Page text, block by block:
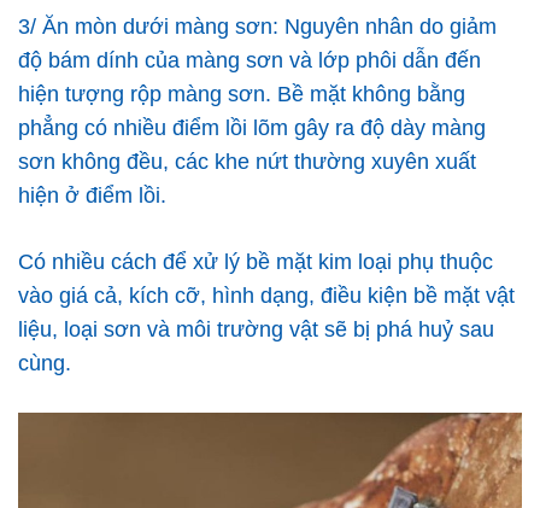
3/ Ăn mòn dưới màng sơn: Nguyên nhân do giảm
độ bám dính của màng sơn và lớp phôi dẫn đến
hiện tượng rộp màng sơn. Bề mặt không bằng
phẳng có nhiều điểm lồi lõm gây ra độ dày màng
sơn không đều, các khe nứt thường xuyên xuất
hiện ở điểm lồi.
Có nhiều cách để xử lý bề mặt kim loại phụ thuộc
vào giá cả, kích cỡ, hình dạng, điều kiện bề mặt vật
liệu, loại sơn và môi trường vật sẽ bị phá huỷ sau
cùng.